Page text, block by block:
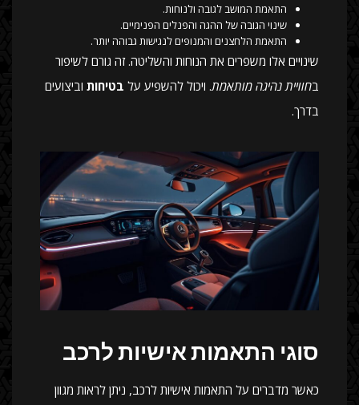
התאמת המושב לגובה ולנוחות.
שינוי הגובה של ההגה והפנלים הפנימיים.
התאמת הלחצנים והמנופים לנגישות גבוהה יותר.
שינויים אלו משפרים את הנוחות והשליטה. זה גורם לשיפור
בחוויית נהיגה מותאמת. ויכול להשפיע על בטיחות וביצועים
בדרך.
סוגי התאמות אישיות לרכב
כאשר מדברים על התאמות אישיות לרכב, ניתן לראות מגוון